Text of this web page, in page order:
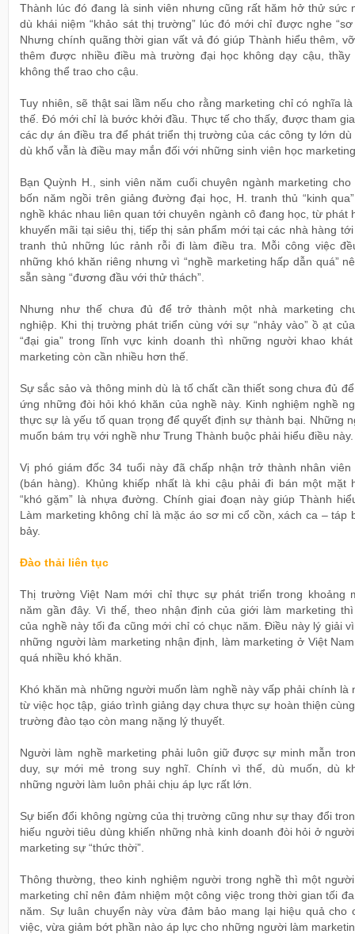
Thành lúc đó đang là sinh viên nhưng cũng rất hăm hở thử sức
dù khái niệm “khảo sát thị trường” lúc đó mới chỉ được nghe “sơ
Nhưng chính quãng thời gian vất vả đó giúp Thành hiểu thêm,
thêm được nhiều điều mà trường đại học không dạy cậu, thầy
không thể trao cho cậu.
Tuy nhiên, sẽ thật sai lầm nếu cho rằng marketing chỉ có nghĩa
thế. Đó mới chỉ là bước khởi đầu. Thực tế cho thấy, được tham
các dự án điều tra để phát triển thị trường của các công ty lớn dù
dù khổ vẫn là điều may mắn đối với những sinh viên học
Bạn Quỳnh H., sinh viên năm cuối chuyên ngành marketing cho
bốn năm ngồi trên giảng đường đại học, H. tranh thủ “kinh
nghề khác nhau liên quan tới chuyên ngành cô đang học, từ phát
khuyến mãi tại siêu thị, tiếp thị sản phẩm mới tại các nhà hàng tới
tranh thủ những lúc rảnh rỗi đi làm điều tra. Mỗi công việc
những khó khăn riêng nhưng vì “nghề marketing hấp dẫn quá”
sẵn sàng “đương đầu với thử thách”.
Nhưng như thế chưa đủ để trở thành một nhà marketing
nghiệp. Khi thị trường phát triển cùng với sự “nhảy vào” ồ ạt
“đại gia” trong lĩnh vực kinh doanh thì những người khao
marketing còn cần nhiều hơn thế.
Sự sắc sảo và thông minh dù là tố chất cần thiết song chưa đủ
ứng những đòi hỏi khó khăn của nghề này. Kinh nghiệm nghề
thực sự là yếu tố quan trọng để quyết định sự thành bại. Những
muốn bám trụ với nghề như Trung Thành buộc phải hiểu điều này.
Vị phó giám đốc 34 tuổi này đã chấp nhận trở thành nhân viên
(bán hàng). Khủng khiếp nhất là khi cậu phải đi bán một mặt
“khó gặm” là nhựa đường. Chính giai đoạn này giúp Thành
Làm marketing không chỉ là mặc áo sơ mi cổ cồn, xách ca – táp
bảy.
Đào thải liên tục
Thị trường Việt Nam mới chỉ thực sự phát triển trong khoảng
năm gần đây. Vì thế, theo nhận định của giới làm marketing
của nghề này tối đa cũng mới chỉ có chục năm. Điều này lý giải
những người làm marketing nhận định, làm marketing ở Việt
quá nhiều khó khăn.
Khó khăn mà những người muốn làm nghề này vấp phải chính là
từ việc học tập, giáo trình giảng dạy chưa thực sự hoàn thiện
trường đào tạo còn mang nặng lý thuyết.
Người làm nghề marketing phải luôn giữ được sự minh mẫn
duy, sự mới mẻ trong suy nghĩ. Chính vì thế, dù muốn, dù
những người làm luôn phải chịu áp lực rất lớn.
Sự biến đổi không ngừng của thị trường cũng như sự thay đổi
hiếu người tiêu dùng khiến những nhà kinh doanh đòi hỏi ở
marketing sự “thức thời”.
Thông thường, theo kinh nghiệm người trong nghề thì một
marketing chỉ nên đảm nhiệm một công việc trong thời gian tối
năm. Sự luân chuyển này vừa đảm bảo mang lại hiệu quả cho
việc, vừa giảm bớt phần nào áp lực cho những người làm